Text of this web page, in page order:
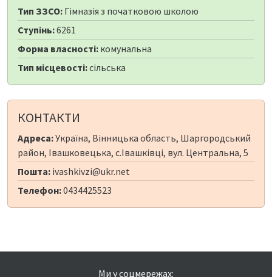
Тип ЗЗСО: Гімназія з початковою школою
Ступінь:6261
Форма власності: комунальна
Тип місцевості:сільська
КОНТАКТИ
Адреса:Україна, Вінницька область, Шаргородський
район, Івашковецька, с.Івашківці, вул. Центральна, 5
Пошта: ivashkivzi@ukr.net
Телефон:0434425523
Ми у соцмережах: